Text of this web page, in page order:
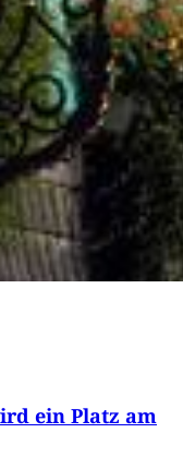
ein Platz am